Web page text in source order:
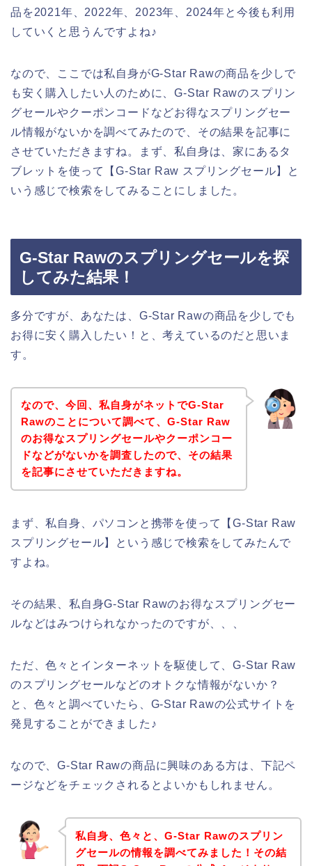
品を2021年、2022年、2023年、2024年と今後も利用
していくと思うんですよね♪
なので、ここでは私自身がG-Star Rawの商品を少しで
も安く購入したい人のために、G-Star Rawのスプリン
グセールやクーポンコードなどお得なスプリングセー
ル情報がないかを調べてみたので、その結果を記事に
させていただきますね。まず、私自身は、家にあるタ
ブレットを使って【G-Star Raw スプリングセール】と
いう感じで検索をしてみることにしました。
G-Star Rawのスプリングセールを探
してみた結果！
多分ですが、あなたは、G-Star Rawの商品を少しでも
お得に安く購入したい！と、考えているのだと思いま
す。
なので、今回、私自身がネットでG-Star
Rawのことについて調べて、G-Star Raw
のお得なスプリングセールやクーポンコー
ドなどがないかを調査したので、その結果
を記事にさせていただきますね。
まず、私自身、パソコンと携帯を使って【G-Star Raw
スプリングセール】という感じで検索をしてみたんで
すよね。
その結果、私自身G-Star Rawのお得なスプリングセー
ルなどはみつけられなかったのですが、、、
ただ、色々とインターネットを駆使して、G-Star Raw
のスプリングセールなどのオトクな情報がないか？
と、色々と調べていたら、G-Star Rawの公式サイトを
発見することができました♪
なので、G-Star Rawの商品に興味のある方は、下記ペ
ージなどをチェックされるとよいかもしれません。
私自身、色々と、G-Star Rawのスプリン
グセールの情報を調べてみました！その結